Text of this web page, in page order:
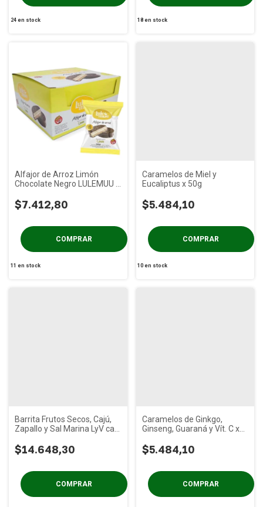
24en stock 18 en stock
Alfajor de Arroz Limón
Chocolate Negro LULEMUU x
$7.412,80
11 en stock
Caramelos de Miel y
Eucaliptus x 50g
$5.484,10
10 en stock
Barrita Frutos Secos, Cajú,
Zapallo y Sal Marina LyV caja
$14.648,30
Caramelos de Ginkgo,
Ginseng, Guaraná y Vít. C x
$5.484,10